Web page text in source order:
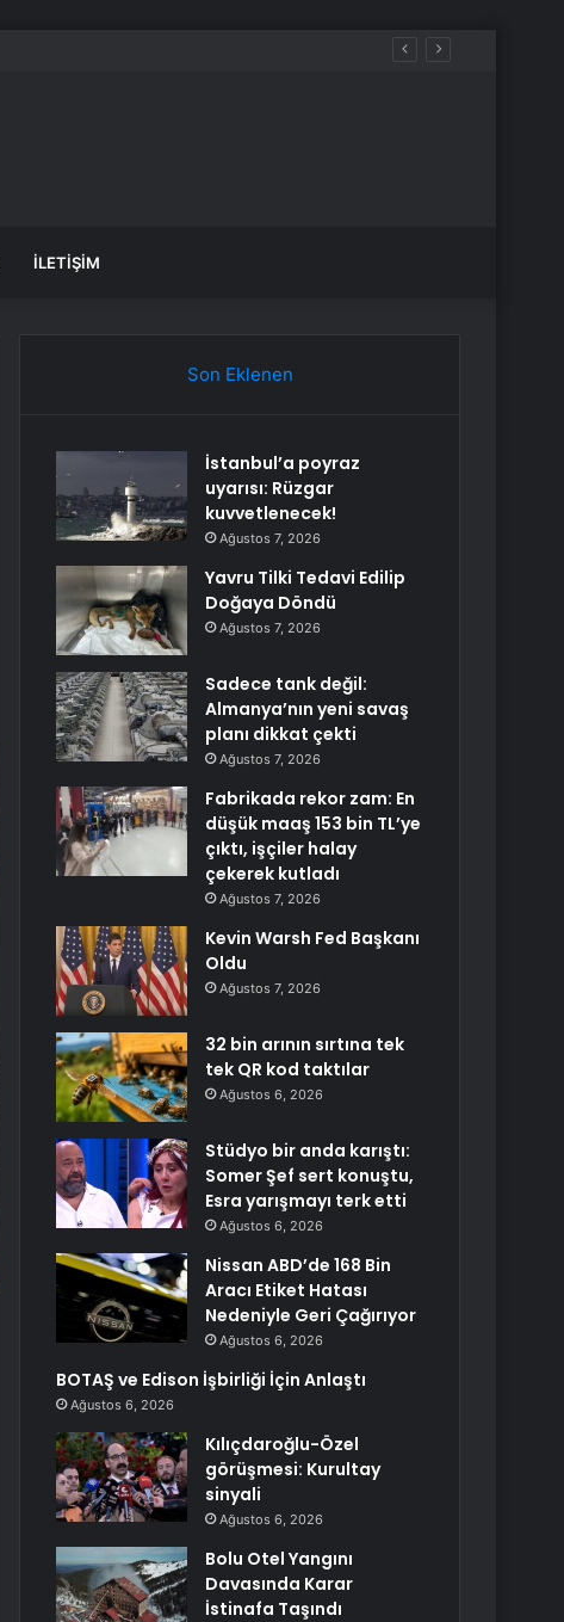
İLETIŞIM
Son Eklenen
İstanbul’a poyraz
uyarısı: Rüzgar
kuvvetlenecek!
Ağustos 7, 2026
Yavru Tilki Tedavi Edilip
Doğaya Döndü
Ağustos 7, 2026
Sadece tank değil:
Almanya’nın yeni savaş
planı dikkat çekti
Ağustos 7, 2026
Fabrikada rekor zam: En
düşük maaş 153 bin TL’ye
çıktı, işçiler halay
çekerek kutladı
Ağustos 7, 2026
Kevin Warsh Fed Başkanı
Oldu
Ağustos 7, 2026
32 bin arının sırtına tek
tek QR kod taktılar
Ağustos 6, 2026
Stüdyo bir anda karıştı:
Somer Şef sert konuştu,
Esra yarışmayı terk etti
Ağustos 6, 2026
Nissan ABD’de 168 Bin
Aracı Etiket Hatası
Nedeniyle Geri Çağırıyor
Ağustos 6, 2026
BOTAŞ ve Edison İşbirliği İçin Anlaştı
Ağustos 6, 2026
Kılıçdaroğlu-Özel
görüşmesi: Kurultay
sinyali
Ağustos 6, 2026
Bolu Otel Yangını
Davasında Karar
İstinafa Taşındı